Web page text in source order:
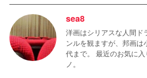
sea8
洋画はシリアスな人間ド
ンルを観ますが、邦画
代まで。 最近のお気に
ノ。